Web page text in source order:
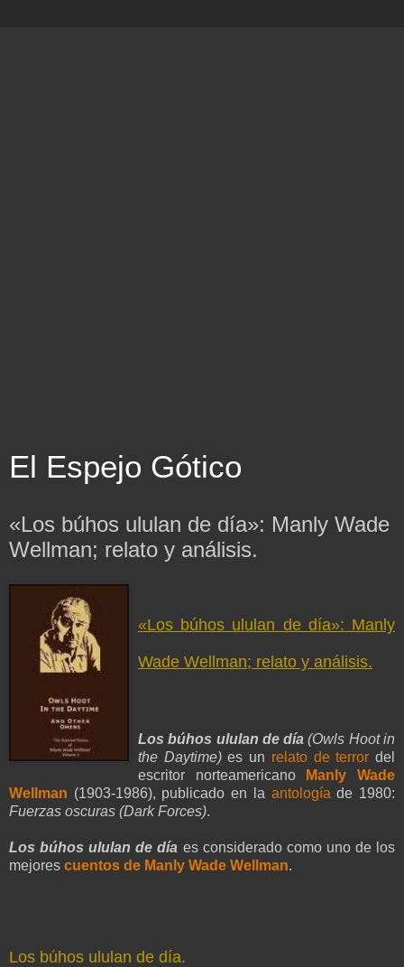
El Espejo Gótico
«Los búhos ululan de día»: Manly Wade
Wellman; relato y análisis.
«Los búhos ululan de día»: Manly
Wade Wellman; relato y análisis.
Los búhos ululan de día (Owls Hoot in
the Daytime)es un relato de terror del
escritor norteamericano
Manly Wade
Wellman (1903-1986), publicado en la antología de 1980:
Fuerzas oscuras (Dark Forces).
Los búhos ululan de día es considerado como uno de los
mejores cuentos de Manly Wade Wellman.
Los búhos ululan de día.